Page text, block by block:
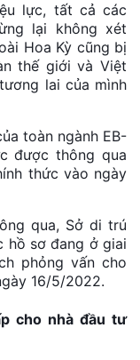
lực, tất cả các
lại không xét
Hoa Kỳ cũng bị
thế giới và Việt
lai của mình
toàn ngành EB-
được thông qua
thức vào ngày
qua, Sở di trú
sơ đang ở giai
phỏng vấn cho
16/5/2022.
cho nhà đầu tư